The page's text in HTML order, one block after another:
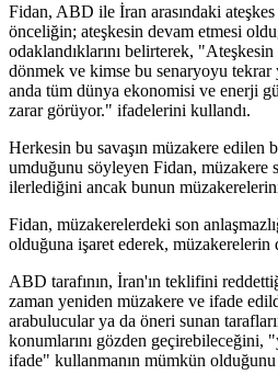
Fidan, ABD ile İran arasındaki
önceliğin; ateşkesin devam etmesi
odaklandıklarını belirterek,
dönmek ve kimse bu senaryoyu
anda tüm dünya ekonomisi ve enerji
zarar görüyor." ifadelerini kullandı.
Herkesin bu savaşın müzakere edilen
umduğunu söyleyen Fidan, müzakere
ilerlediğini ancak bunun
Fidan, müzakerelerdeki son
olduğuna işaret ederek,
ABD tarafının, İran'ın teklifini
zaman yeniden müzakere ve ifade
arabulucular ya da öneri sunan
konumlarını gözden
ifade" kullanmanın mümkün olduğunu